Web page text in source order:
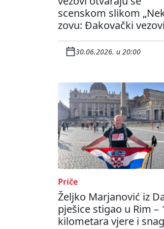
scenskom slikom
zovu: Đakovački
30.06.2026. u 20:00
Priče
Željko Marjanović iz
pješice stigao u Rim –
kilometara vjere i